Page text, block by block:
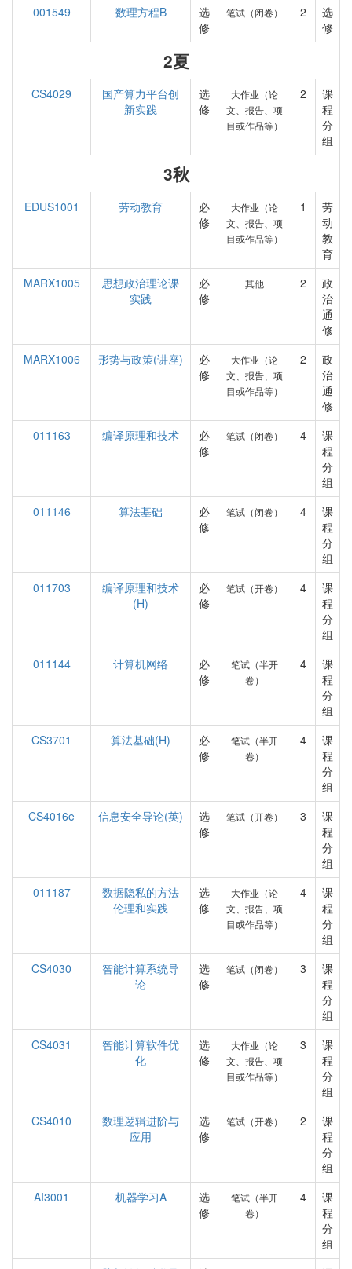
001549
数理方程B
选
修
笔试（闭卷） 2
选
修
2夏
CS4029
国产算力平台创
新实践
选
修
大作业（论
文、报告、项
目或作品等）
2
课
程
分
组
3秋
EDUS1001 劳动教育
必
修
大作业（论
文、报告、项
目或作品等）
1
劳
动
教
育
MARX1005
思想政治理论课
实践
必
修
其他 2
政
治
通
修
MARX1006
形势与政策(讲座)
必
修
大作业（论
文、报告、项
目或作品等）
2
政
治
通
修
011163
编译原理和技术
必
修
笔试（闭卷） 4
课
程
分
组
011146
算法基础
必
修
笔试（闭卷） 4
课
程
分
组
011703
编译原理和技术
(H)
必
修
笔试（开卷） 4
课
程
分
组
011144
计算机网络
必
修
笔试（半开
卷）
4
课
程
分
组
CS3701
算法基础(H)
必
修
笔试（半开
卷）
4
课
程
分
组
CS4016e
信息安全导论(英)
选
修
笔试（开卷） 3
课
程
分
组
011187
数据隐私的方法
伦理和实践
选
修
大作业（论
文、报告、项
目或作品等）
4
课
程
分
组
CS4030
智能计算系统导
论
选
修
笔试（闭卷） 3
课
程
分
组
CS4031
智能计算软件优
化
选
修
大作业（论
文、报告、项
目或作品等）
3
课
程
分
组
CS4010
数理逻辑进阶与
应用
选
修
笔试（开卷） 2
课
程
分
组
AI3001
机器学习A
选
修
笔试（半开
卷）
4
课
程
分
组